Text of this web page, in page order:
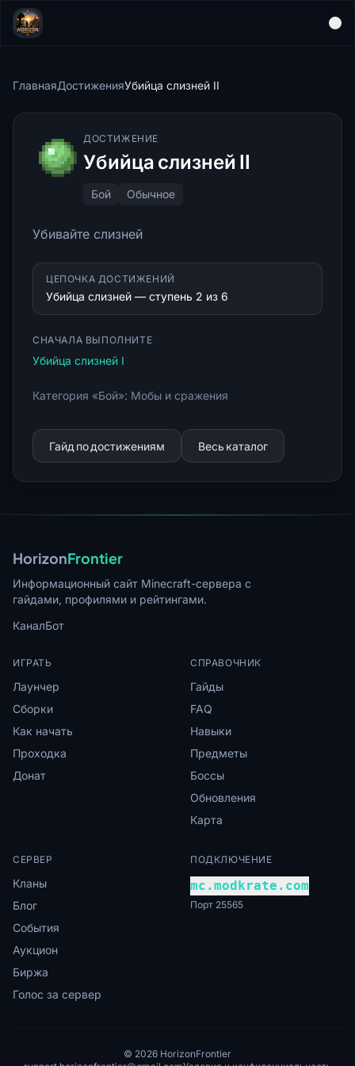
ГлавнаяДостиженияУбийца слизней II
ДОСТИЖЕНИЕ
Убийца слизней II
Бой Обычное
Убивайте слизней
ЦЕПОЧКА ДОСТИЖЕНИЙ
Убийца слизней — ступень 2 из 6
СНАЧАЛА ВЫПОЛНИТЕ
Убийца слизней I
Категория «Бой»: Мобы и сражения
Гайд по достижениям Весь каталог
HorizonFrontier
Информационный сайт Minecraft-сервера с
гайдами, профилями и рейтингами.
КаналБот
ИГРАТЬ
Лаунчер
Сборки
Как начать
Проходка
Донат
СПРАВОЧНИК
Гайды
FAQ
Навыки
Предметы
Боссы
Обновления
Карта
СЕРВЕР
Кланы
Блог
События
Аукцион
Биржа
Голос за сервер
ПОДКЛЮЧЕНИЕ
mc.modkrate.com
Порт 25565
© 2026 HorizonFrontier